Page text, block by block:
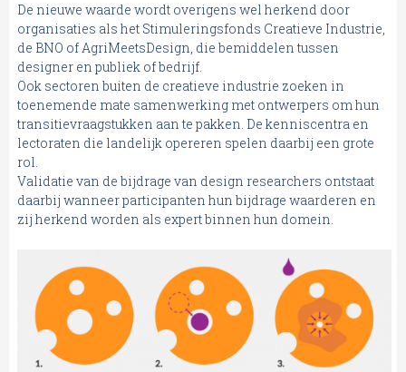
De nieuwe waarde wordt overigens wel herkend door
organisaties als het Stimuleringsfonds Creatieve Industrie,
de BNO of AgriMeetsDesign, die bemiddelen tussen
designer en publiek of bedrijf.
Ook sectoren buiten de creatieve industrie zoeken in
toenemende mate samenwerking met ontwerpers om hun
transitievraagstukken aan te pakken. De kenniscentra en
lectoraten die landelijk opereren spelen daarbij een grote
rol.
Validatie van de bijdrage van design researchers ontstaat
daarbij wanneer participanten hun bijdrage waarderen en
zij herkend worden als expert binnen hun domein.